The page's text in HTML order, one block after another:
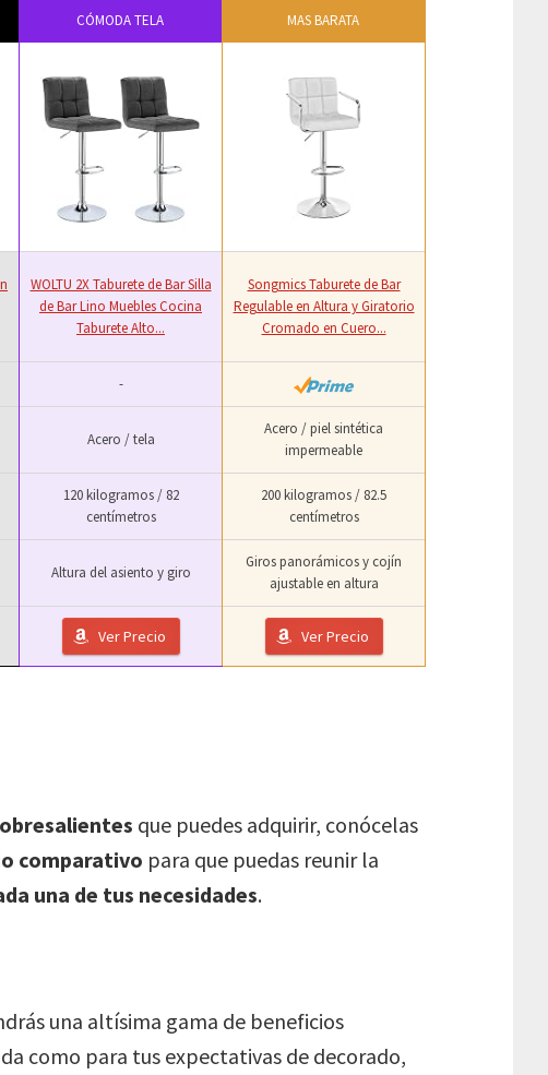
CÓMODA TELA MAS BARATA
WOLTU 2X Taburete de Bar Silla
de Bar Lino Muebles Cocina
Taburete Alto...
Songmics Taburete de Bar
Regulable en Altura y Giratorio
Cromado en Cuero...
-
Acero / tela
Acero / piel sintética
impermeable
120 kilogramos / 82
centímetros
200 kilogramos / 82.5
centímetros
Altura del asiento y giro
Giros panorámicos y cojín
ajustable en altura
Ver Precio Ver Precio
que puedes adquirir, conócelas
comparativo para que puedas reunir la
una de tus necesidades.
una altísima gama de beneficios
como para tus expectativas de decorado,